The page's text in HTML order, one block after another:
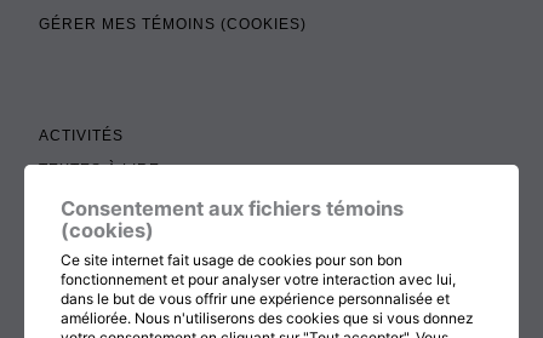
GÉRER MES TÉMOINS (COOKIES)
ACTIVITÉS
TEXTES À LIRE
ADMINISTRATION
BOUTIQUE
COTISATION, RENOUVELLEMENT ET ÉCHOS
DON
Consentement aux fichiers témoins
(cookies)
Ce site internet fait usage de cookies pour son bon
fonctionnement et pour analyser votre interaction avec lui,
dans le but de vous offrir une expérience personnalisée et
améliorée. Nous n'utiliserons des cookies que si vous donnez